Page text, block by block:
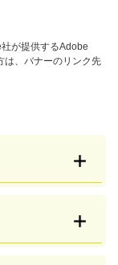
が提供するAdobe
は、バナーのリンク先